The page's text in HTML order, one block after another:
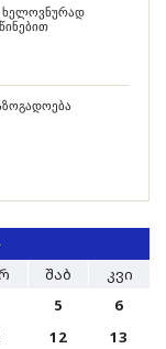
ᲨᲐᲑ
ᲙᲕᲘ
5
6
12
13